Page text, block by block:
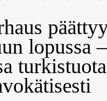
lopussa –